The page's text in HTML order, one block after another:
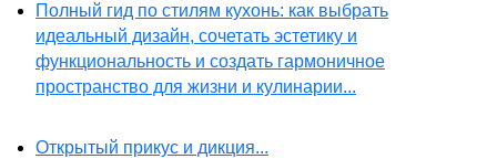
Полный гид по стилям кухонь: как выбрать
идеальный дизайн, сочетать эстетику и
функциональность и создать гармоничное
пространство для жизни и кулинарии...
Открытый прикус и дикция...